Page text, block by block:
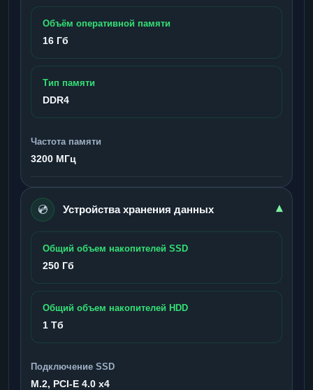
Объём оперативной памяти
16 Гб
Тип памяти
DDR4
Частота памяти
3200 МГц
💿 Устройства хранения данных ▾
Общий объем накопителей SSD
250 Гб
Общий объем накопителей HDD
1 Тб
Подключение SSD
M.2, PCI-E 4.0 x4